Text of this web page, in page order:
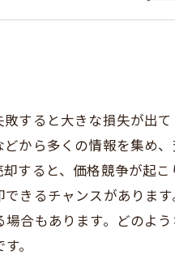
購入意欲を刺激する
すると大きな損失が出
から多くの情報を集め
すると、価格競争が起
きるチャンスがありま
合もあります。どのよ
。